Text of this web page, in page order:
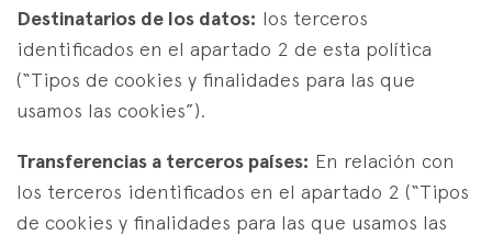
Destinatarios de los datos: los terceros
identificados en el apartado 2 de esta política
(“Tipos de cookies y finalidades para las que
usamos las cookies”).
Transferencias a terceros países: En relación con
los terceros identificados en el apartado 2 (“Tipos
de cookies y finalidades para las que usamos las